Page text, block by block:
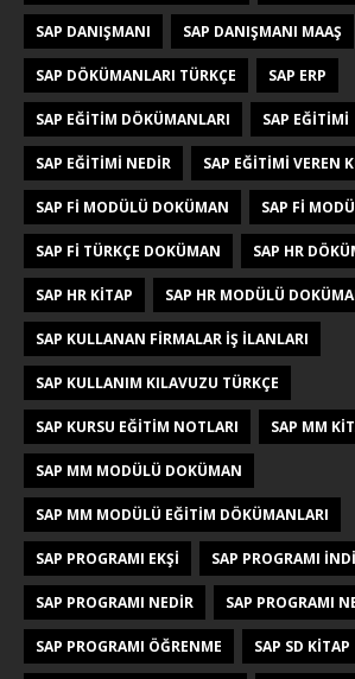
SAP DANIŞMANI SAP DANIŞMANI MAAŞ
SAP DÖKÜMANLARI TÜRKÇE SAP ERP
SAP EĞITIM DÖKÜMANLARI SAP EĞITIMI
SAP EĞITIMI NEDIR SAP EĞITIMI VEREN
SAP FI MODÜLÜ DOKÜMAN SAP FI
SAP FI TÜRKÇE DOKÜMAN SAP HR
SAP HR KITAP SAP HR MODÜLÜ
SAP KULLANAN FIRMALAR IŞ ILANLARI
SAP KULLANIM KILAVUZU TÜRKÇE
SAP KURSU EĞITIM NOTLARI SAP MM
SAP MM MODÜLÜ DOKÜMAN
SAP MM MODÜLÜ EĞITIM DÖKÜMANLARI
SAP PROGRAMI EKŞI SAP PROGRAMI
SAP PROGRAMI NEDIR SAP PROGRAMI
SAP PROGRAMI ÖĞRENME SAP SD KITAP